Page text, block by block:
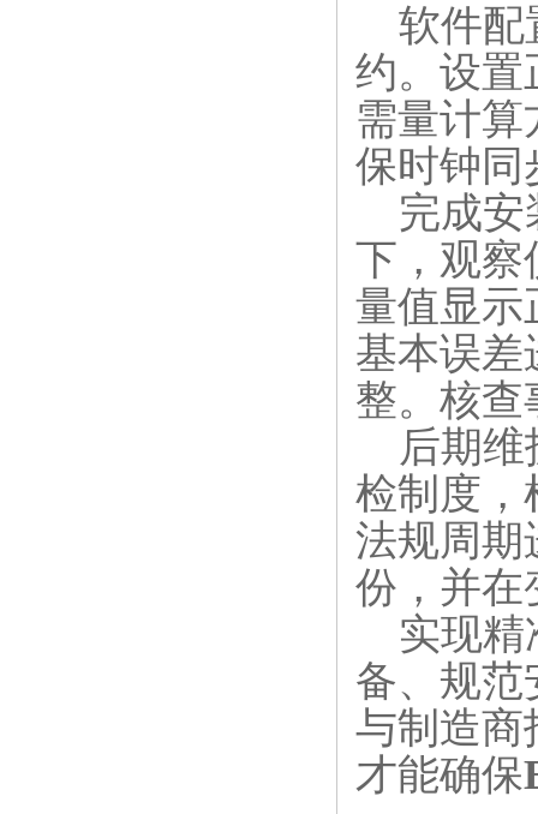
软件配
约。设置
需量计
保时钟同
完成安
下，观察
量值显示
基本误差
整。核查
后期维
检制度，
法规周期
份，并在
实现精
备、规范
与制造商
才能确保